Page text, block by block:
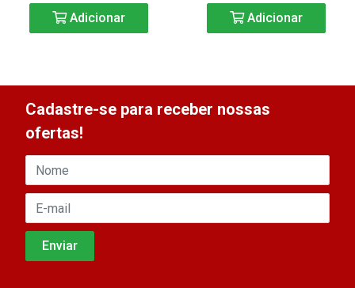
Adicionar Adicionar
Cadastre-se para receber nossas
ofertas!